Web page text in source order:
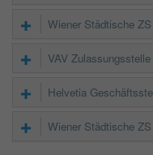
Wiener Städtische
VAV
Helvetia
Wiener Städtische